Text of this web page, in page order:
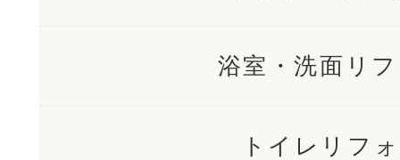
浴室・洗面リ
トイレリフ